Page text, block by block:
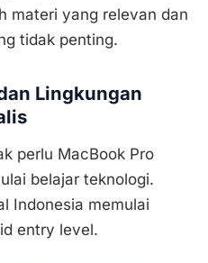
materi yang relevan dan
tidak penting.
Lingkungan
perlu MacBook Pro
belajar teknologi.
Indonesia memulai
entry level.